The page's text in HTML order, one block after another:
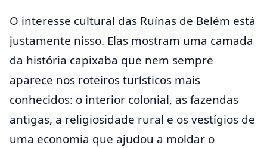
O interesse cultural das Ruínas de Belém está
justamente nisso. Elas mostram uma camada
da história capixaba que nem sempre
aparece nos roteiros turísticos mais
conhecidos: o interior colonial, as fazendas
antigas, a religiosidade rural e os vestígios de
uma economia que ajudou a moldar o